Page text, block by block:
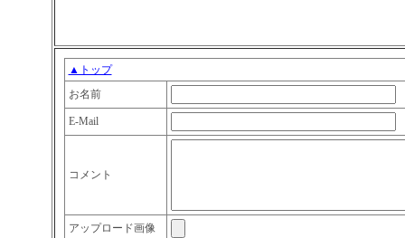
▲トップ
お名前
E-Mail
コメント
アップロード画像